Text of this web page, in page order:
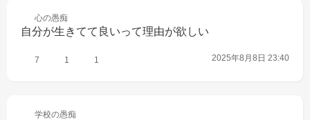
心の愚痴
自分が生きてて良いって理由が欲しい
7 1 1 2025年8月8日 23:40
学校の愚痴